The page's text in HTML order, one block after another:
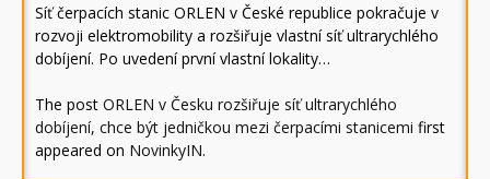
Síť čerpacích stanic ORLEN v České republice pokračuje v
rozvoji elektromobility a rozšiřuje vlastní síť ultrarychlého
dobíjení. Po uvedení první vlastní lokality…
The post ORLEN v Česku rozšiřuje síť ultrarychlého
dobíjení, chce být jedničkou mezi čerpacími stanicemi first
appeared on NovinkyIN.